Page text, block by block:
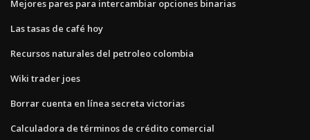
Mejores pares para intercambiar opciones binarias
Las tasas de café hoy
Recursos naturales del petroleo colombia
Wiki trader joes
Borrar cuenta en línea secreta victorias
Calculadora de términos de crédito comercial